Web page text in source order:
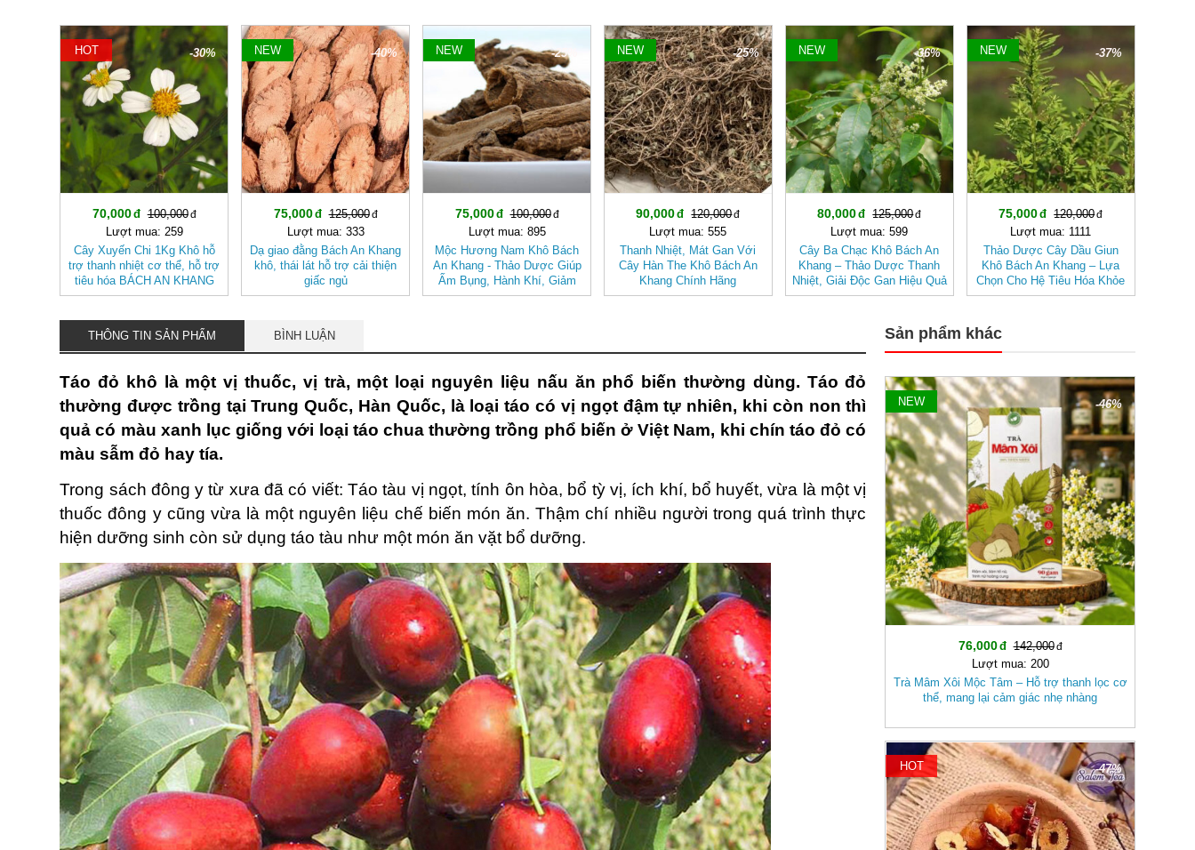
-30%
HOT
70,000
100,000
Lượt mua: 259
Cây Xuyến Chi 1Kg Khô hỗ
trợ thanh nhiệt cơ thể, hỗ trợ
tiêu hóa BÁCH AN KHANG
-40%
NEW
75,000
125,000
Lượt mua: 333
Dạ giao đằng Bách An Khang
khô, thái lát hỗ trợ cải thiện
giấc ngủ
-25%
NEW
75,000
100,000
Lượt mua: 895
Mộc Hương Nam Khô Bách
An Khang - Thảo Dược Giúp
Ấm Bụng, Hành Khí, Giảm
Đầy Hơi
-25%
NEW
90,000
120,000
Lượt mua: 555
Thanh Nhiệt, Mát Gan Với
Cây Hàn The Khô Bách An
Khang Chính Hãng
-36%
NEW
80,000
125,000
Lượt mua: 599
Cây Ba Chạc Khô Bách An
Khang – Thảo Dược Thanh
Nhiệt, Giải Độc Gan Hiệu Quả
-37%
NEW
75,000
120,000
Lượt mua: 1111
Thảo Dược Cây Dầu Giun
Khô Bách An Khang – Lựa
Chọn Cho Hệ Tiêu Hóa Khỏe
Mạnh, Hỗ Trợ Tẩy Giun
THÔNG TIN SẢN PHẨM BÌNH LUẬN
Táo đỏ khô là một vị thuốc, vị trà, một loại nguyên liệu nấu ăn phổ biến thường dùng. Táo đỏ
thường được trồng tại Trung Quốc, Hàn Quốc, là loại táo có vị ngọt đậm tự nhiên, khi còn non thì
quả có màu xanh lục giống với loại táo chua thường trồng phổ biến ở Việt Nam, khi chín táo đỏ có
màu sẫm đỏ hay tía.
Trong sách đông y từ xưa đã có viết: Táo tàu vị ngọt, tính ôn hòa, bổ tỳ vị, ích khí, bổ huyết, vừa là một vị
thuốc đông y cũng vừa là một nguyên liệu chế biến món ăn. Thậm chí nhiều người trong quá trình thực
hiện dưỡng sinh còn sử dụng táo tàu như một món ăn vặt bổ dưỡng.
Sản phẩm khác
-46%
NEW
76,000
142,000
Lượt mua: 200
Trà Mâm Xôi Mộc Tâm – Hỗ trợ thanh lọc cơ
thể, mang lại cảm giác nhẹ nhàng
-47%
HOT